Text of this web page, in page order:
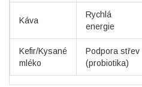
Káva
Rychlá
energie
Kefir/Kysané
mléko
Podpora střev
(probiotika)